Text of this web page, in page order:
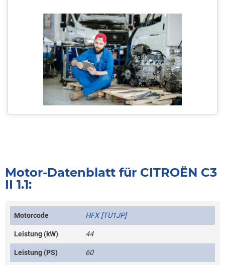
Motor-Datenblatt für CITROËN C3
II 1.1:
Motorcode HFX [TU1JP]
Leistung (kW) 44
Leistung (PS) 60